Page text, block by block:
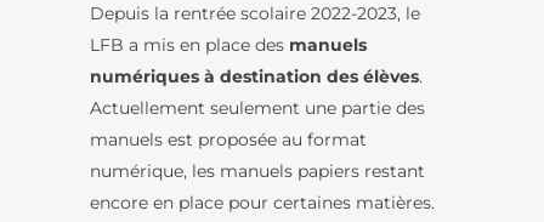
Depuis la rentrée scolaire 2022-2023, le
LFB a mis en place des manuels
numériques à destination des élèves.
Actuellement seulement une partie des
manuels est proposée au format
numérique, les manuels papiers restant
encore en place pour certaines matières.